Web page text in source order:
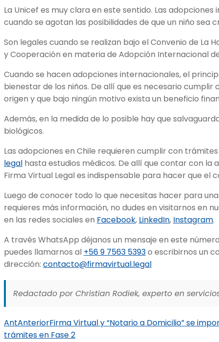
La Unicef es muy clara en este sentido. Las
cuando se agotan las posibilidades de que un niño sea
Son legales cuando se realizan bajo el Convenio de La
y Cooperación en materia de Adopción Internacional
Cuando se hacen adopciones internacionales, el
bienestar de los niños. De allí que es necesario cumplir
origen y que bajo ningún motivo exista un beneficio
Además, en la medida de lo posible hay que
biológicos.
Las adopciones en Chile requieren cumplir con
legal hasta estudios médicos. De allí que contar con la
Firma Virtual Legal es indispensable para hacer que el
Luego de conocer todo lo que necesitas hacer para
requieres más información, no dudes en visitarnos en
en las redes sociales en Facebook, LinkedIn, Instagram.
A través WhatsApp déjanos un mensaje en este
puedes llamarnos al +56 9 7563 5393o escribirnos un
dirección: contacto@firmavirtual.legal
Redactado por Christian Rodiek, experto en
AntAnteriorFirma Virtual y “Notario a Domicilio” se
trámites en Fase 2